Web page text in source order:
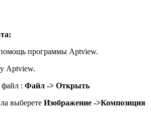
программы Aptview.
Аptview.
: Файл -> Открыть
выберете Изображение ->Композиция